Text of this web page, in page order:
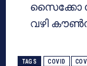
സൈക്കോ
വഴി
TAGS COVID